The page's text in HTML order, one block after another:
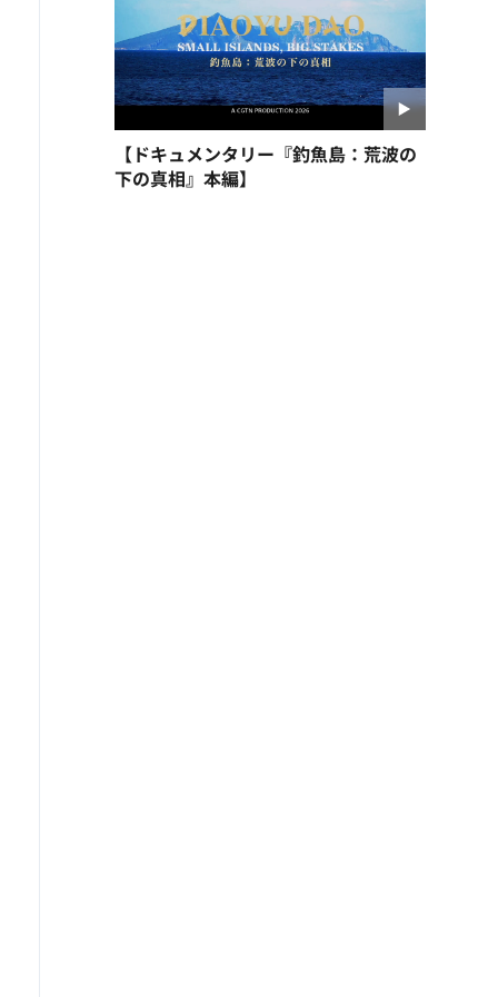
【ドキュメンタリー『釣魚島：荒波の
下の真相』本編】